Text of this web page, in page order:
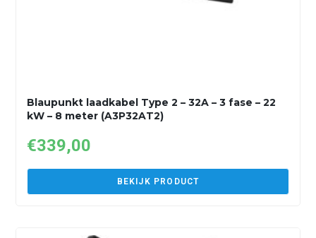
Blaupunkt laadkabel Type 2 – 32A – 3 fase – 22
kW – 8 meter (A3P32AT2)
€339,00
BEKIJK PRODUCT